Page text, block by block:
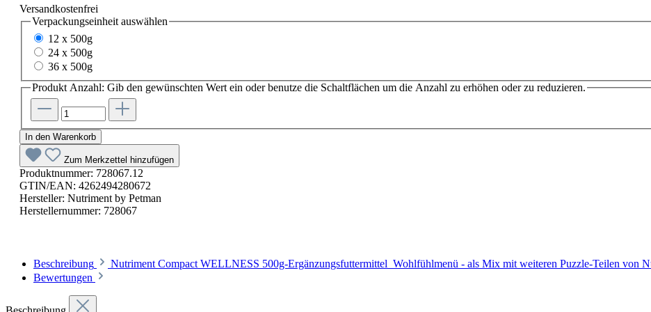
Versandkostenfrei
Verpackungseinheit auswählen
12 x 500g
24 x 500g
36 x 500g
Produkt Anzahl: Gib den gewünschten Wert ein oder benutze die Schaltflächen um die Anzahl zu erhöhen oder zu reduzieren.
In den Warenkorb
Zum Merkzettel hinzufügen
Produktnummer: 728067.12
GTIN/EAN: 4262494280672
Hersteller: Nutriment by Petman
Herstellernummer: 728067
Beschreibung Nutriment Compact WELLNESS 500g-Ergänzungsfuttermittel Wohlfühlmenü - als Mix mit weiteren Puzzle-Teilen von
Bewertungen